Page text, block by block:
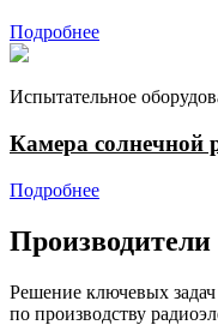
Подробнее
Испытательное
Камера солнечной
Подробнее
Производители
Решение ключевых
по производству